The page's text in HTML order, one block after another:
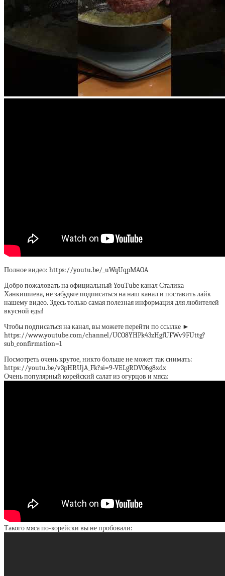
Полное видео: https://youtu.be/_uWqUqpMAOA
Добро пожаловать на официальный YouTube канал Сталика
Ханкишиева, не забудьте подписаться на наш канал и поставить лайк
нашему видео. Здесь только самая полезная информация для любителей
вкусной еды!
Чтобы подписаться на канал, вы можете перейти по ссылке ►
https://www.youtube.com/channel/UCO8YHPk43zHgfUFWv9FUttg?
sub_confirmation=1
Посмотреть очень крутое, никто больше не может так снимать:
https://youtu.be/v3pHRUjA_Fk?si=9-VELgRDV06g8xdx
Очень популярный корейский салат из огурцов и мяса:
Такого мяса по-корейски вы не пробовали: